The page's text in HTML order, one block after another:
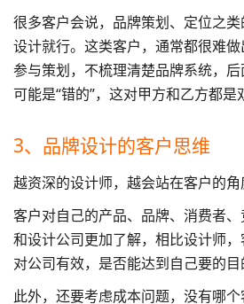
很多客户会说， 品牌策划、定位之
设计就行。这类客户，通常都很难
参与策划，不梳理清楚品牌系统，
可能是“错的”，这对甲方和乙方都是
3、品牌设计的客户思维
越资深的设计师，越会站在客户的角
客户对自己的产品、品牌、消费者
和设计公司更加了解，相比设计师
对公司有效，是否能达到自己要的目
此外，还要考虑成本问题，没有哪